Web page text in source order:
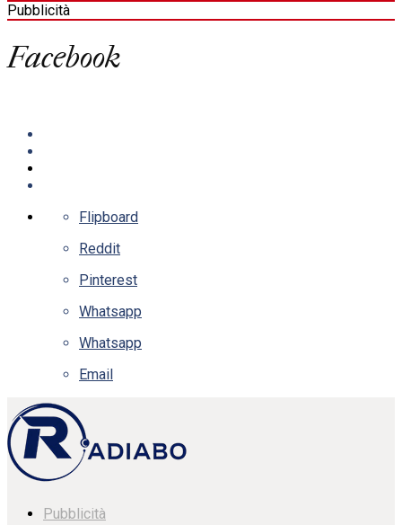
Pubblicità
Facebook
Flipboard
Reddit
Pinterest
Whatsapp
Whatsapp
Email
Pubblicità